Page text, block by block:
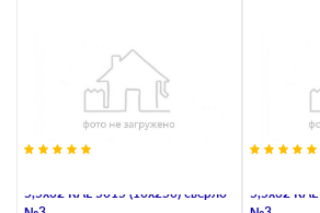
5,5х32 RAL 5015 (10х250) сверло
5,5х32